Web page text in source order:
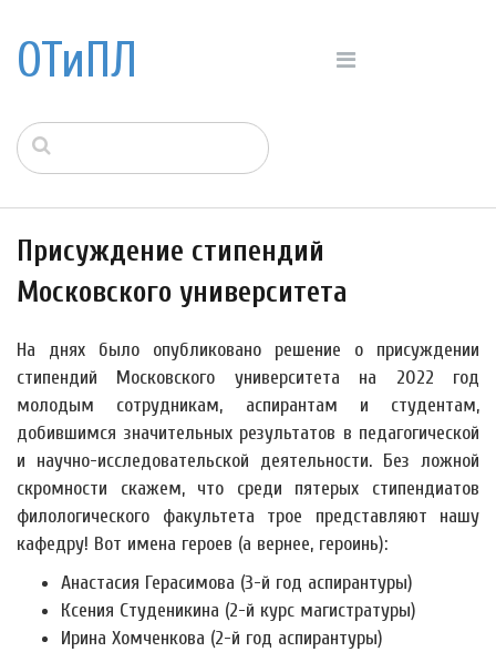
ОТиПЛ
Присуждение стипендий
Московского университета
На днях было опубликовано решение о присуждении
стипендий Московского университета на 2022 год
молодым сотрудникам, аспирантам и студентам,
добившимся значительных результатов в педагогической
и научно-исследовательской деятельности. Без ложной
скромности скажем, что среди пятерых стипендиатов
филологического факультета трое представляют нашу
кафедру! Вот имена героев (а вернее, героинь):
Анастасия Герасимова (3-й год аспирантуры)
Ксения Студеникина (2-й курс магистратуры)
Ирина Хомченкова (2-й год аспирантуры)